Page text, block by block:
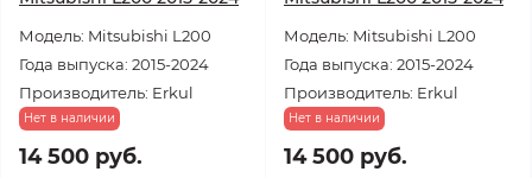
Модель: Mitsubishi L200
Года выпуска: 2015-2024
Производитель: Erkul
Нет в наличии
14 500 руб.
Модель: Mitsubishi L200
Года выпуска: 2015-2024
Производитель: Erkul
Нет в наличии
14 500 руб.